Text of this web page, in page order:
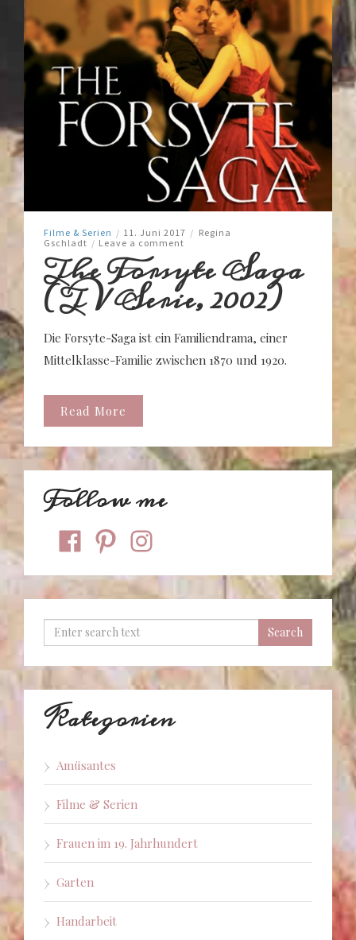
Filme & Serien / 11. Juni 2017 / Regina
Gschladt / Leave a comment
The Forsyte Saga
(TV Serie, 2002)
Die Forsyte-Saga ist ein Familiendrama, einer
Mittelklasse-Familie zwischen 1870 und 1920.
Read More
Follow me
facebookpinterestinstagram
Kategorien
Amüsantes
Filme & Serien
Frauen im 19. Jahrhundert
Garten
Handarbeit